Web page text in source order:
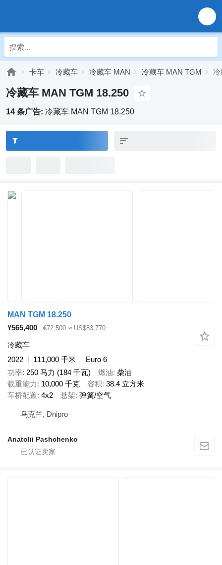
卡车 冷藏车 冷藏车 MAN 冷藏车 MAN TGM 冷
冷藏车 MAN TGM 18.250
14 条广告: 冷藏车 MAN TGM 18.250
MAN TGM 18.250
¥565,400
€72,500 ≈ US$83,770
冷藏车
2022
111,000 千米
Euro 6
功率 250 马力 (184 千瓦) 燃油 柴油
载重能力
10,000 千克 容积 38.4 立方米
车桥配置 4x2 悬架 弹簧/空气
乌克兰, Dnipro
Anatolii Pashchenko